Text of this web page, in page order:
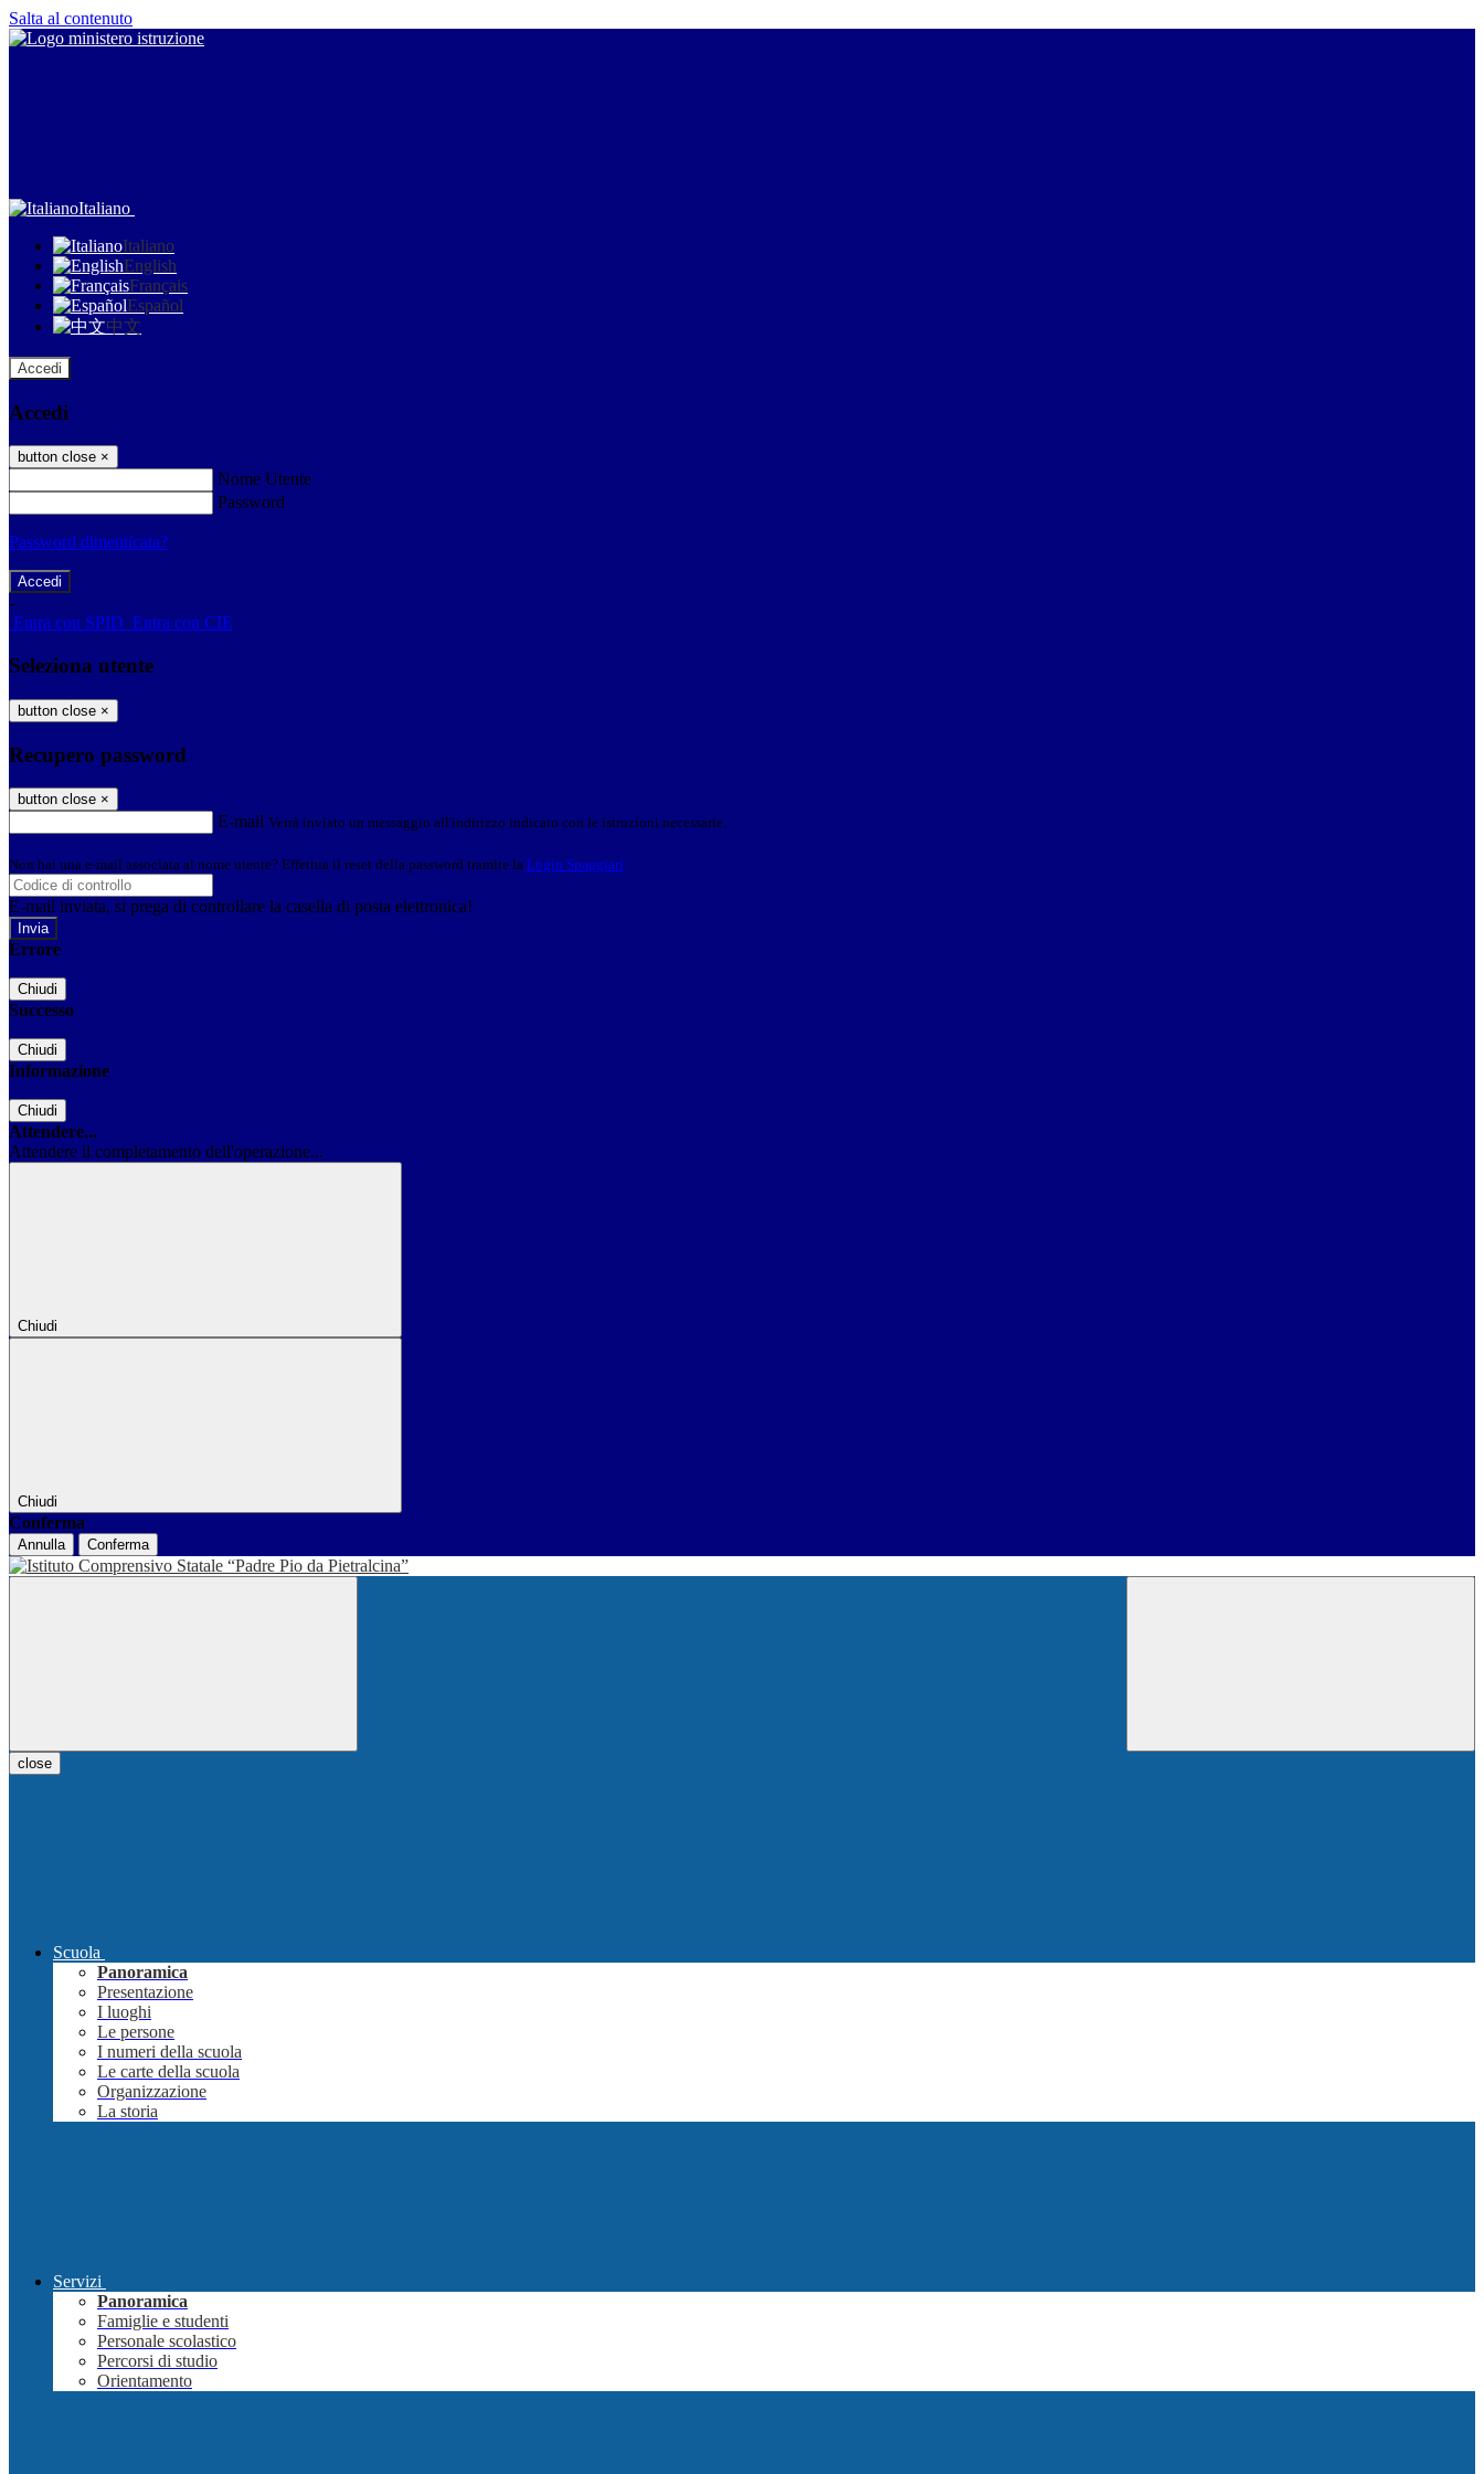
Salta al contenuto
Italiano
Italiano
English
Français
Español
中文
Accedi
Accedi
button close ×
Nome Utente
Password
Password dimenticata?
-
Entra con SPID Entra con CIE
Seleziona utente
button close ×
Recupero password
button close ×
E-mail Verrà inviato un messaggio all'indirizzo indicato con le istruzioni necessarie.
Non hai una e-mail associata al nome utente? Effettua il reset della password tramite la Login Spaggiari
E-mail inviata, si prega di controllare la casella di posta elettronica!
Errore
Chiudi
Successo
Chiudi
Informazione
Chiudi
Attendere...
Attendere il completamento dell'operazione...
Chiudi
Chiudi
Conferma
Annulla Conferma
close
Scuola
Panoramica
Presentazione
I luoghi
Le persone
I numeri della scuola
Le carte della scuola
Organizzazione
La storia
Servizi
Panoramica
Famiglie e studenti
Personale scolastico
Percorsi di studio
Orientamento